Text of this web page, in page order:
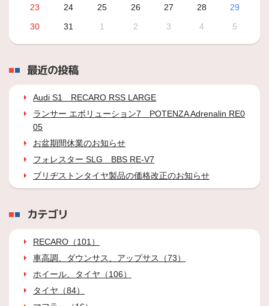
23
24 25 26 27 28
29
30
31 1 2 3 4 5
最近の投稿
Audi S1 RECARO RSS LARGE
ランサー エボリューション7 POTENZA Adrenalin RE0
05
お盆期間休業のお知らせ
フォレスター SLG BBS RE-V7
ブリヂストンタイヤ製品の価格改正のお知らせ
カテゴリ
RECARO（101）
車高調、ダウンサス、アップサス（73）
ホイール、タイヤ（106）
タイヤ（84）